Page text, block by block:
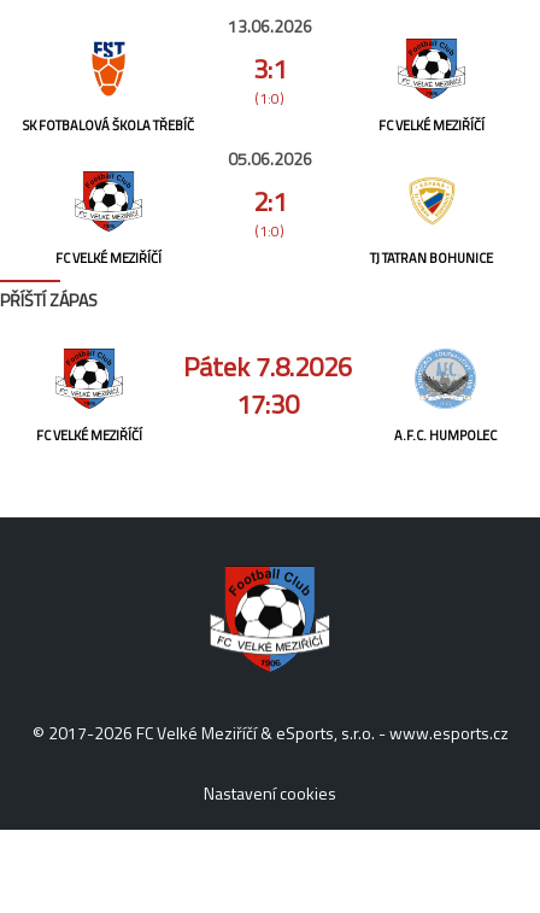
SK FOTBALOVÁ ŠKOLA TŘEBÍČ
13.06.2026
3:1
(1:0)
FC VELKÉ MEZIŘÍČÍ
FC VELKÉ MEZIŘÍČÍ
05.06.2026
2:1
(1:0)
TJ TATRAN BOHUNICE
PŘÍŠTÍ ZÁPAS
FC VELKÉ MEZIŘÍČÍ
Pátek 7.8.2026
17:30
A.F.C. HUMPOLEC
© 2017-2026 FC Velké Meziříčí & eSports, s.r.o. -www.esports.cz
Nastavení cookies